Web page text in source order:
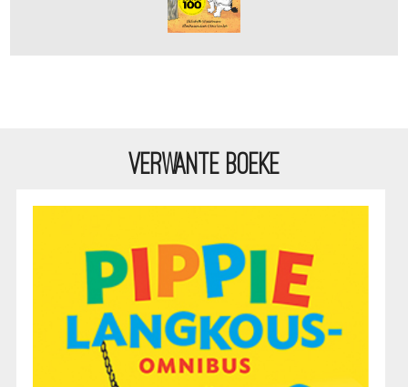
VERWANTE BOEKE